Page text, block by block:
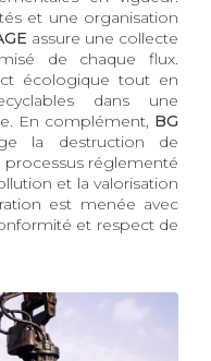
et une organisation
assure une collecte
de chaque flux.
écologique tout en
dans une
En complément, BG
la destruction de
processus réglementé
et la valorisation
est menée avec
et respect de